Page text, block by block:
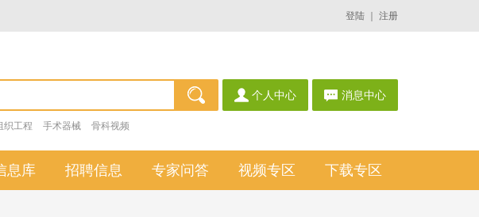
登陆 注册
织工程 手术器械 骨科视频
个人中心 消息中心
息库 招聘信息 专家问答 视频专区 下载专区